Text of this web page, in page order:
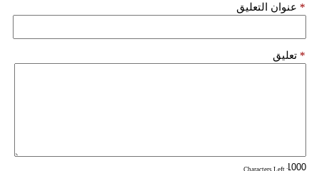
عنوان التعليق *
تعليق *
: Characters Left